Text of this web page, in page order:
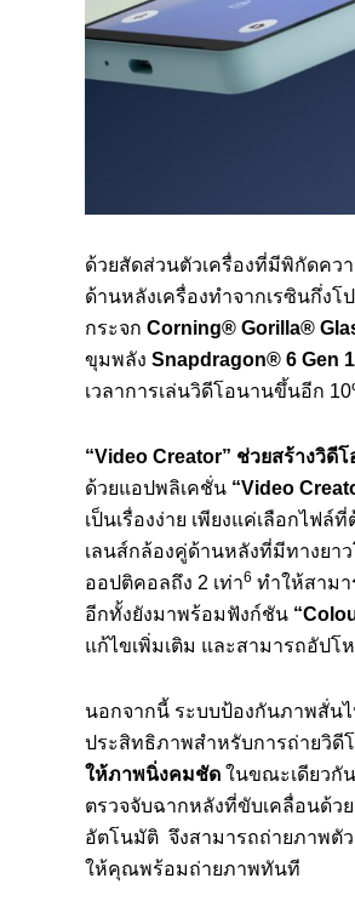
ด้วยสัดส่วนตัวเครื่องที่มีพิกัดคว
ด้านหลังเครื่องทำจากเรซินกึ่ง
กระจก Corning® Gorilla®
ขุมพลัง Snapdragon®6Gen 1
เวลาการเล่นวิดีโอนานขึ้นอีก
“Video Creator” ช่วยสร้างวิดี
ด้วยแอปพลิเคชั่น “Video
เป็นเรื่องง่าย เพียงแค่เลือกไฟล์
เลนส์กล้องคู่ด้านหลังที่มีทางยา
ออปติคอลถึง 2 เท่า6 ทำให้สาม
อีกทั้งยังมาพร้อมฟังก์ชัน “
แก้ไขเพิ่มเติม และสามารถอัป
นอกจากนี้ ระบบป้องกันภาพสั่น
ประสิทธิภาพสำหรับการถ่ายวิดี
ให้ภาพนิ่งคมชัดในขณะเดียวกัน
ตรวจจับฉากหลังที่ขับเคลื่อนด้ว
อัตโนมัติ จึงสามารถถ่ายภาพตัว
ให้คุณพร้อมถ่ายภาพทันที